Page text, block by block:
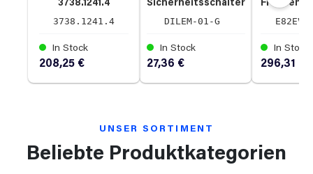
3738.1241.4
In Stock
208,25 €
DILEM-01-G
In Stock
27,36 €
In Stock
296,31 €
UNSER SORTIMENT
Beliebte Produktkategorien